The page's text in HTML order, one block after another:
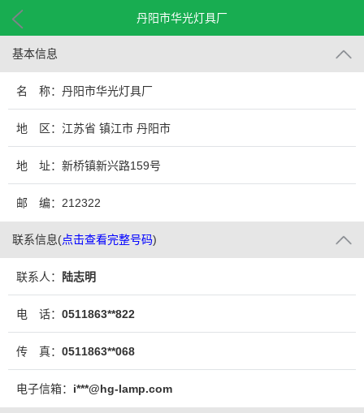
丹阳市华光灯具厂
基本信息
名 称：丹阳市华光灯具厂
地 区：江苏省 镇江市 丹阳市
地 址：新桥镇新兴路159号
邮 编：212322
联系信息(点击查看完整号码)
联系人： 陆志明
电 话： 0511863**822
传 真： 0511863**068
电子信箱： i***@hg-lamp.com